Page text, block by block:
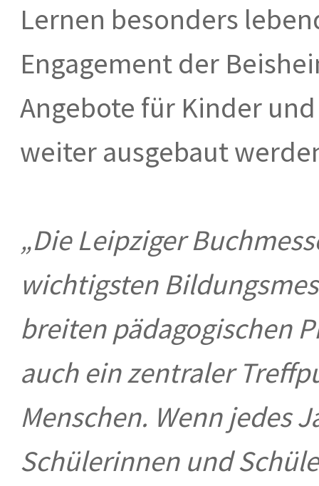
Lernen besonders
Engagement der
Angebote für Kinder
weiter ausgebaut
„Die Leipziger
wichtigsten
breiten pädagogischen
auch ein zentraler
Menschen. Wenn jedes
Schülerinnen und